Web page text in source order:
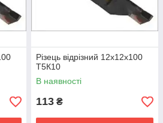
Різець відрізний 12х12х100
Т5К10
В наявності
113 ₴